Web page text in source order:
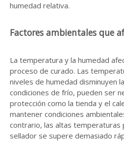
humedad relativa.
Factores ambientales que
La temperatura y la humedad
proceso de curado. Las
niveles de humedad disminuyen
condiciones de frío, pueden ser
protección como la tienda y el
mantener condiciones
contrario, las altas temperaturas
sellador se supere demasiado